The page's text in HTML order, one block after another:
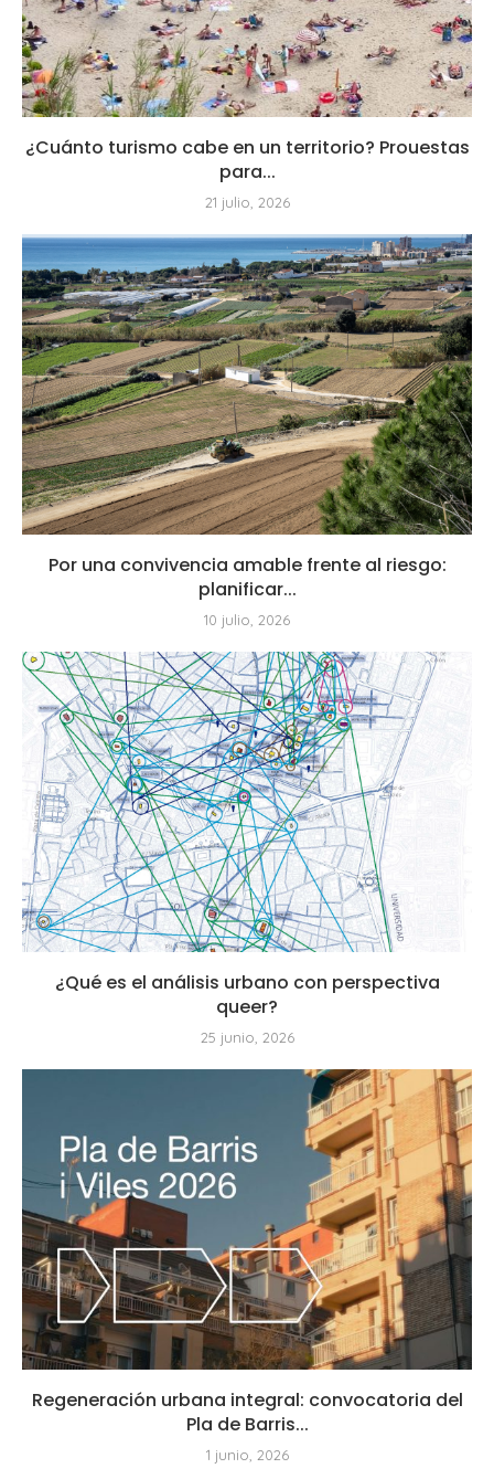
¿Cuánto turismo cabe en un territorio? Prouestas
para...
21 julio, 2026
Por una convivencia amable frente al riesgo:
planificar...
10 julio, 2026
¿Qué es el análisis urbano con perspectiva
queer?
25 junio, 2026
Regeneración urbana integral: convocatoria del
Pla de Barris...
1 junio, 2026